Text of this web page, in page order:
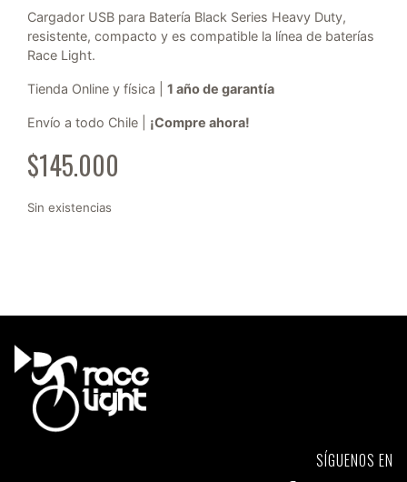
Cargador USB para Batería Black Series Heavy Duty,
resistente, compacto y es compatible la línea de baterías
Race Light.
Tienda Online y física | 1 año de garantía
Envío a todo Chile | ¡Compre ahora!
$145.000
Sin existencias
SÍGUENOS EN